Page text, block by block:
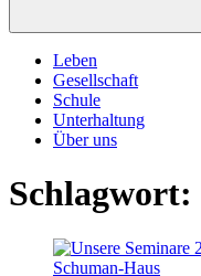
Leben
Gesellschaft
Schule
Unterhaltung
Über uns
Schlagwort: